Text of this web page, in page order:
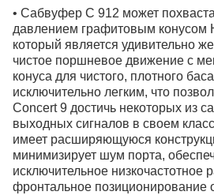
• Сабвуфер C 912 может
давлением графитовым конусом
который является удивительно
чистое поршневое движение с
конуса для чистого, плотного
исключительно легким, что
Concert 9 достичь некоторых из
выходных сигналов в своем
имеет расширяющуюся
минимизирует шум порта,
исключительное низкочастотное
фронтальное позиционирование